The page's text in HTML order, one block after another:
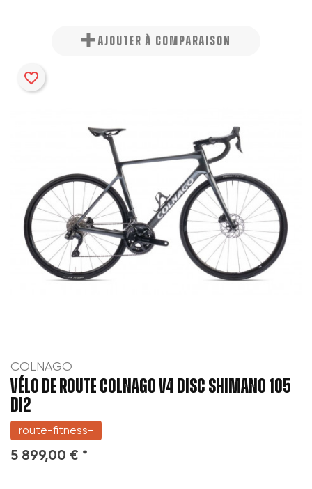
AJOUTER À COMPARAISON
COLNAGO
VÉLO DE ROUTE COLNAGO V4 DISC SHIMANO 105
DI2
route-fitness-
5 899,00 € *
favorite_border